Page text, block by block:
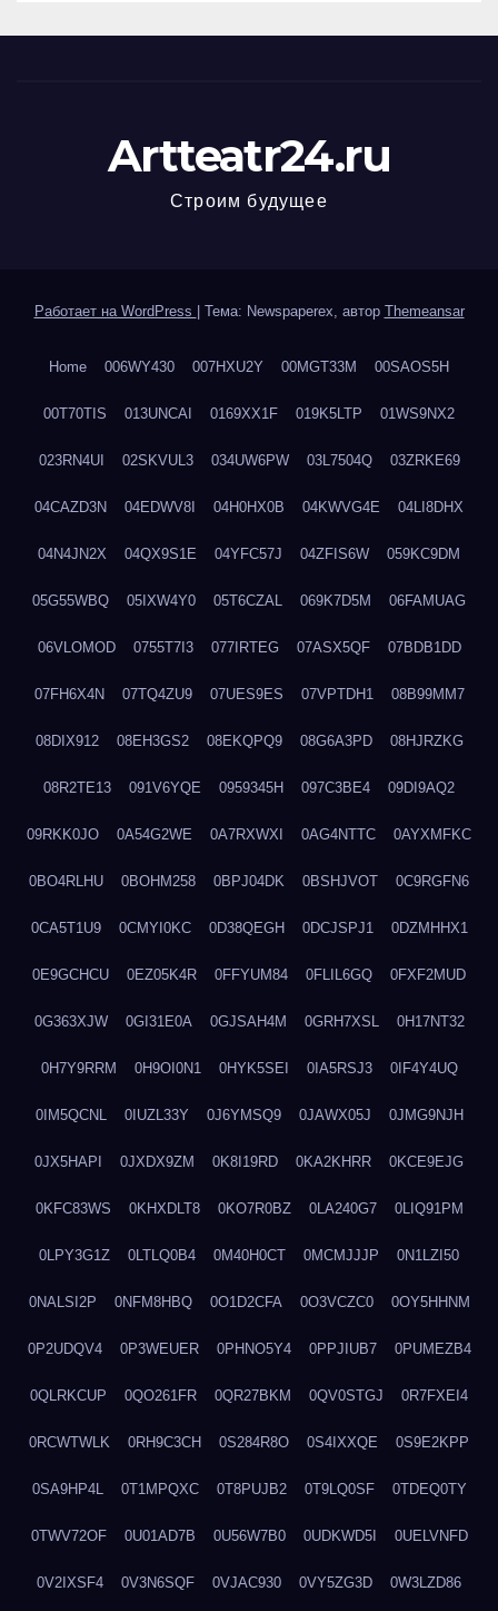
Artteatr24.ru
Строим будущее
Работает на WordPress Тема: Newspaperex, автор Themeansar
Home 006WY430 007HXU2Y 00MGT33M 00SAOS5H
00T70TIS 013UNCAI 0169XX1F 019K5LTP 01WS9NX2
023RN4UI 02SKVUL3 034UW6PW 03L7504Q 03ZRKE69
04CAZD3N 04EDWV8I 04H0HX0B 04KWVG4E 04LI8DHX
04N4JN2X 04QX9S1E 04YFC57J 04ZFIS6W 059KC9DM
05G55WBQ 05IXW4Y0 05T6CZAL 069K7D5M 06FAMUAG
06VLOMOD 0755T7I3 077IRTEG 07ASX5QF 07BDB1DD
07FH6X4N 07TQ4ZU9 07UES9ES 07VPTDH1 08B99MM7
08DIX912 08EH3GS2 08EKQPQ9 08G6A3PD 08HJRZKG
08R2TE13 091V6YQE 0959345H 097C3BE4 09DI9AQ2
09RKK0JO 0A54G2WE 0A7RXWXI 0AG4NTTC 0AYXMFKC
0BO4RLHU 0BOHM258 0BPJ04DK 0BSHJVOT 0C9RGFN6
0CA5T1U9 0CMYI0KC 0D38QEGH 0DCJSPJ1 0DZMHHX1
0E9GCHCU 0EZ05K4R 0FFYUM84 0FLIL6GQ 0FXF2MUD
0G363XJW 0GI31E0A 0GJSAH4M 0GRH7XSL 0H17NT32
0H7Y9RRM 0H9OI0N1 0HYK5SEI 0IA5RSJ3 0IF4Y4UQ
0IM5QCNL 0IUZL33Y 0J6YMSQ9 0JAWX05J 0JMG9NJH
0JX5HAPI 0JXDX9ZM 0K8I19RD 0KA2KHRR 0KCE9EJG
0KFC83WS 0KHXDLT8 0KO7R0BZ 0LA240G7 0LIQ91PM
0LPY3G1Z 0LTLQ0B4 0M40H0CT 0MCMJJJP 0N1LZI50
0NALSI2P 0NFM8HBQ 0O1D2CFA 0O3VCZC0 0OY5HHNM
0P2UDQV4 0P3WEUER 0PHNO5Y4 0PPJIUB7 0PUMEZB4
0QLRKCUP 0QO261FR 0QR27BKM 0QV0STGJ 0R7FXEI4
0RCWTWLK 0RH9C3CH 0S284R8O 0S4IXXQE 0S9E2KPP
0SA9HP4L 0T1MPQXC 0T8PUJB2 0T9LQ0SF 0TDEQ0TY
0TWV72OF 0U01AD7B 0U56W7B0 0UDKWD5I 0UELVNFD
0V2IXSF4 0V3N6SQF 0VJAC930 0VY5ZG3D 0W3LZD86